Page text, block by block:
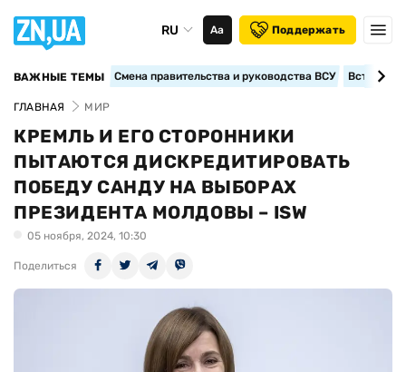
RU Аа Поддержать
ВАЖНЫЕ ТЕМЫ Смена правительства и руководства ВСУ
ГЛАВНАЯ МИР
КРЕМЛЬ И ЕГО СТОРОННИКИ
ПЫТАЮТСЯ ДИСКРЕДИТИРОВАТЬ
ПОБЕДУ САНДУ НА ВЫБОРАХ
ПРЕЗИДЕНТА МОЛДОВЫ – ISW
05 ноября, 2024, 10:30
Поделиться